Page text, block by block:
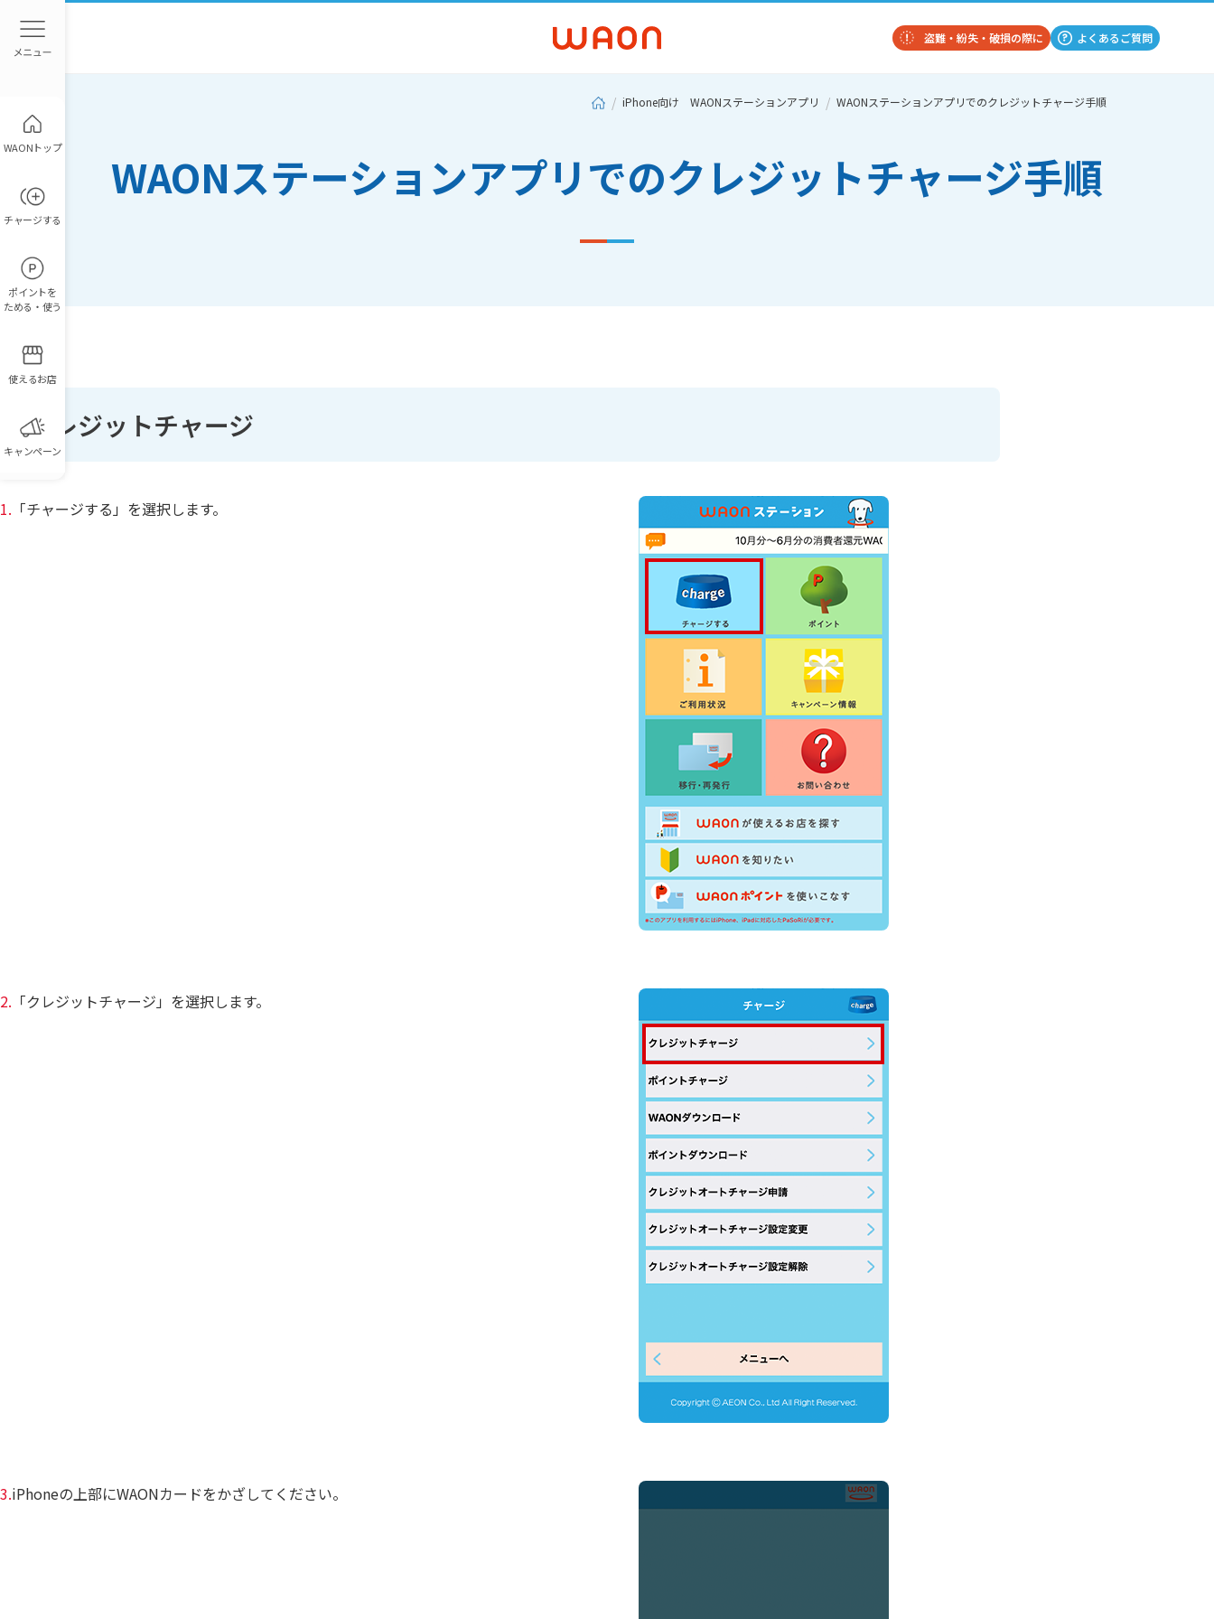
WAONトップ
チャージする
ポイントを
ためる・使う
使えるお店
キャンペーン
盗難・紛失・破損の際に よくあるご質問
iPhone向け WAONステーションアプリ WAONステーションアプリでのクレジットチャージ手順
WAONステーションアプリでのクレジットチャージ手順
クレジットチャージ
1. 「チャージする」を選択します。
2. 「クレジットチャージ」を選択します。
3.iPhoneの上部にWAONカードをかざしてください。